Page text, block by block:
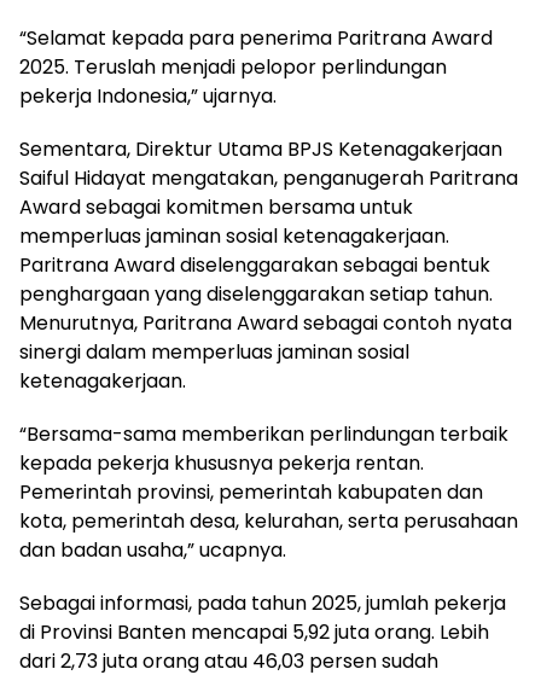
“Selamat kepada para penerima Paritrana Award
2025. Teruslah menjadi pelopor perlindungan
pekerja Indonesia,” ujarnya.
Sementara, Direktur Utama BPJS Ketenagakerjaan
Saiful Hidayat mengatakan, penganugerah Paritrana
Award sebagai komitmen bersama untuk
memperluas jaminan sosial ketenagakerjaan.
Paritrana Award diselenggarakan sebagai bentuk
penghargaan yang diselenggarakan setiap tahun.
Menurutnya, Paritrana Award sebagai contoh nyata
sinergi dalam memperluas jaminan sosial
ketenagakerjaan.
“Bersama-sama memberikan perlindungan terbaik
kepada pekerja khususnya pekerja rentan.
Pemerintah provinsi, pemerintah kabupaten dan
kota, pemerintah desa, kelurahan, serta perusahaan
dan badan usaha,” ucapnya.
Sebagai informasi, pada tahun 2025, jumlah pekerja
di Provinsi Banten mencapai 5,92 juta orang. Lebih
dari 2,73 juta orang atau 46,03 persen sudah